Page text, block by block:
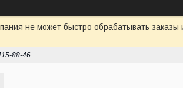
не может быстро обрабатывать
88-46